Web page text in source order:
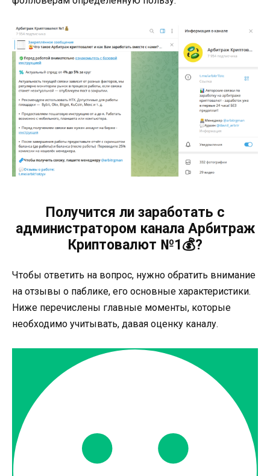
Получится ли заработать с
администратором канала Арбитраж
Криптовалют №1💰?
Чтобы ответить на вопрос, нужно обратить внимание
на отзывы о паблике, его основные характеристики.
Ниже перечислены главные моменты, которые
необходимо учитывать, давая оценку каналу.